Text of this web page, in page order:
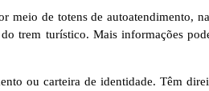
de totens de autoatendimento,
do trem turístico. Mais informações
ou carteira de identidade. Têm